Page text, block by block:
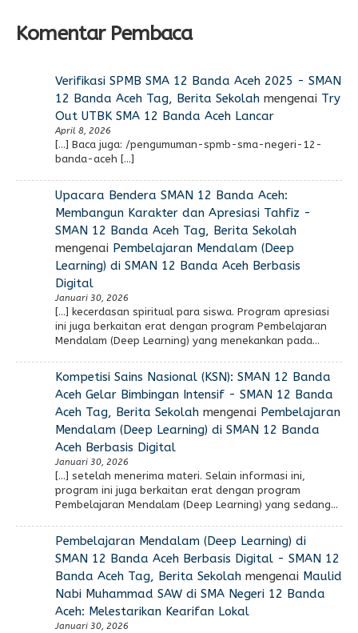
Komentar Pembaca
Verifikasi SPMB SMA 12 Banda Aceh 2025 - SMAN
12 Banda Aceh Tag, Berita Sekolahmengenai Try
Out UTBK SMA 12 Banda Aceh Lancar
April 8, 2026
[…] Baca juga: /pengumuman-spmb-sma-negeri-12-
banda-aceh […]
Upacara Bendera SMAN 12 Banda Aceh:
Membangun Karakter dan Apresiasi Tahfiz -
SMAN 12 Banda Aceh Tag, Berita Sekolah
mengenai Pembelajaran Mendalam (Deep
Learning) di SMAN 12 Banda Aceh Berbasis
Digital
Januari 30, 2026
[…] kecerdasan spiritual para siswa. Program apresiasi
ini juga berkaitan erat dengan program Pembelajaran
Mendalam (Deep Learning) yang menekankan pada…
Kompetisi Sains Nasional (KSN): SMAN 12 Banda
Aceh Gelar Bimbingan Intensif - SMAN 12 Banda
Aceh Tag, Berita Sekolahmengenai Pembelajaran
Mendalam (Deep Learning) di SMAN 12 Banda
Aceh Berbasis Digital
Januari 30, 2026
[…] setelah menerima materi. Selain informasi ini,
program ini juga berkaitan erat dengan program
Pembelajaran Mendalam (Deep Learning) yang sedang…
Pembelajaran Mendalam (Deep Learning) di
SMAN 12 Banda Aceh Berbasis Digital - SMAN 12
Banda Aceh Tag, Berita Sekolahmengenai Maulid
Nabi Muhammad SAW di SMA Negeri 12 Banda
Aceh: Melestarikan Kearifan Lokal
Januari 30, 2026